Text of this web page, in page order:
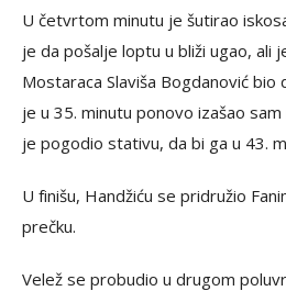
U četvrtom minutu je šutirao
je da pošalje loptu u bliži ugao, ali
Mostaraca Slaviša Bogdanović
je u 35. minutu ponovo izašao
je pogodio stativu, da bi ga u 43.
U finišu, Handžiću se pridružio
prečku.
Velež se probudio u drugom